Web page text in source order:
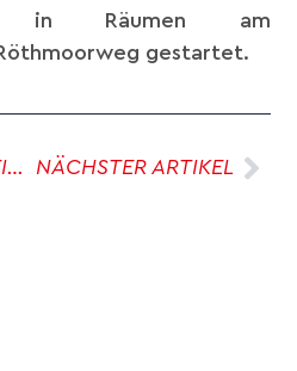
in Räumen am
gestartet.
VORHERIGER ARTIKEL NÄCHSTER ARTIKEL